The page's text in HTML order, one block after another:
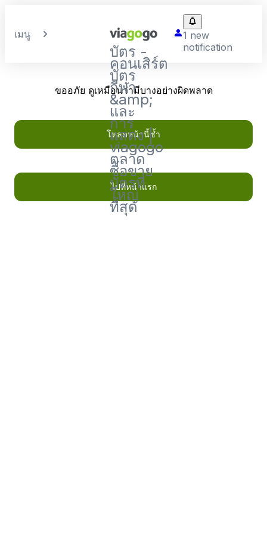
เมนู
บัตร -
คอนเสิร์ต
บัตร
กีฬา
&amp;
และ
การ
แสดง |
viagogo
ตลาด
ซื้อขาย
บัตรที่
ใหญ่
ที่สุด
1 new
notification
ขออภัย ดูเหมือนว่ามีบางอย่างผิดพลาด
โหลดหน้านี้ซ้ำ
ไปที่หน้าแรก